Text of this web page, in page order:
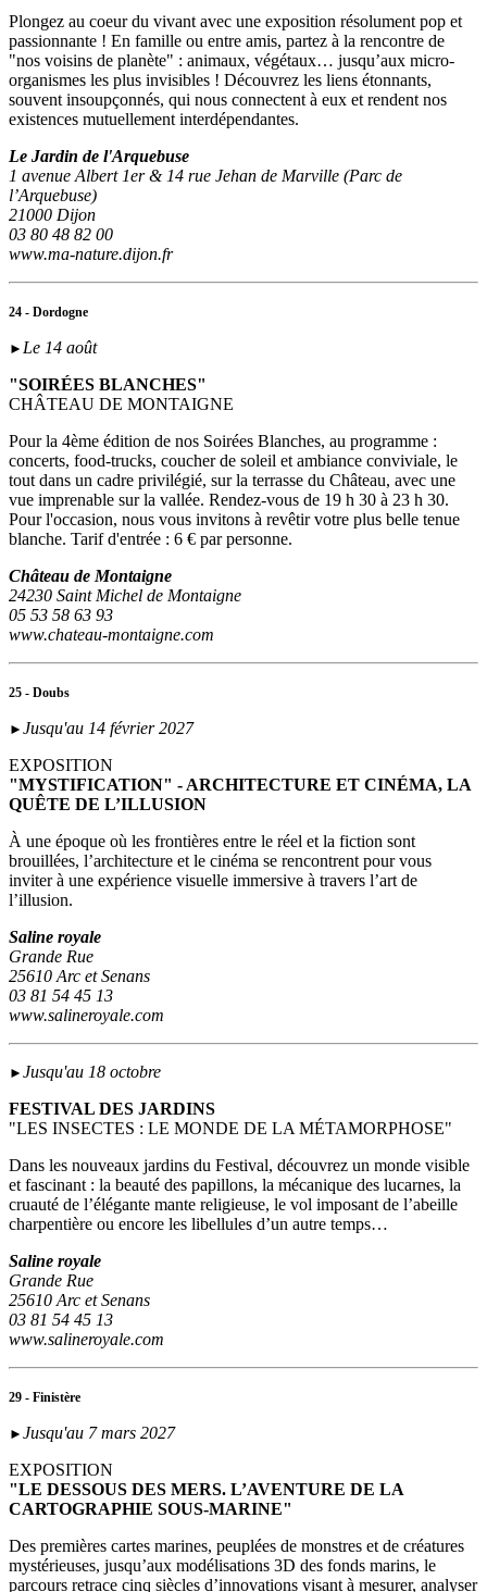
Plongez au coeur du vivant avec une exposition résolument pop et
passionnante ! En famille ou entre amis, partez à la rencontre de
"nos voisins de planète" : animaux, végétaux… jusqu’aux micro-
organismes les plus invisibles ! Découvrez les liens étonnants,
souvent insoupçonnés, qui nous connectent à eux et rendent nos
existences mutuellement interdépendantes.
Le Jardin de l'Arquebuse
1 avenue Albert 1er & 14 rue Jehan de Marville (Parc de
l’Arquebuse)
21000 Dijon
03 80 48 82 00
www.ma-nature.dijon.fr
24 - Dordogne
► Le 14 août
"SOIRÉES BLANCHES"
CHÂTEAU DE MONTAIGNE
Pour la 4ème édition de nos Soirées Blanches, au programme :
concerts, food-trucks, coucher de soleil et ambiance conviviale, le
tout dans un cadre privilégié, sur la terrasse du Château, avec une
vue imprenable sur la vallée. Rendez-vous de 19 h 30 à 23 h 30.
Pour l'occasion, nous vous invitons à revêtir votre plus belle tenue
blanche. Tarif d'entrée : 6 € par personne.
Château de Montaigne
24230 Saint Michel de Montaigne
05 53 58 63 93
www.chateau-montaigne.com
25 - Doubs
► Jusqu'au 14 février 2027
EXPOSITION
"MYSTIFICATION" - ARCHITECTURE ET CINÉMA, LA
QUÊTE DE L’ILLUSION
À une époque où les frontières entre le réel et la fiction sont
brouillées, l’architecture et le cinéma se rencontrent pour vous
inviter à une expérience visuelle immersive à travers l’art de
l’illusion.
Saline royale
Grande Rue
25610 Arc et Senans
03 81 54 45 13
www.salineroyale.com
► Jusqu'au 18 octobre
FESTIVAL DES JARDINS
"LES INSECTES : LE MONDE DE LA MÉTAMORPHOSE"
Dans les nouveaux jardins du Festival, découvrez un monde visible
et fascinant : la beauté des papillons, la mécanique des lucarnes, la
cruauté de l’élégante mante religieuse, le vol imposant de l’abeille
charpentière ou encore les libellules d’un autre temps…
Saline royale
Grande Rue
25610 Arc et Senans
03 81 54 45 13
www.salineroyale.com
29 - Finistère
► Jusqu'au 7 mars 2027
EXPOSITION
"LE DESSOUS DES MERS. L’AVENTURE DE LA
CARTOGRAPHIE SOUS-MARINE"
Des premières cartes marines, peuplées de monstres et de créatures
mystérieuses, jusqu’aux modélisations 3D des fonds marins, le
parcours retrace cinq siècles d’innovations visant à mesurer, analyser